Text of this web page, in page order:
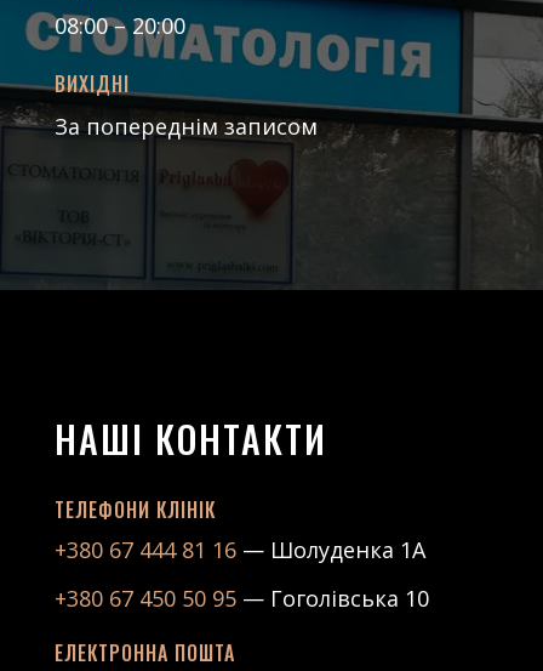
08:00 – 20:00
ВИХІДНІ
За попереднім записом
НАШІ КОНТАКТИ
ТЕЛЕФОНИ КЛІНІК
+380 67 444 81 16 — Шолуденка 1А
+380 67 450 50 95— Гоголівська 10
ЕЛЕКТРОННА ПОШТА